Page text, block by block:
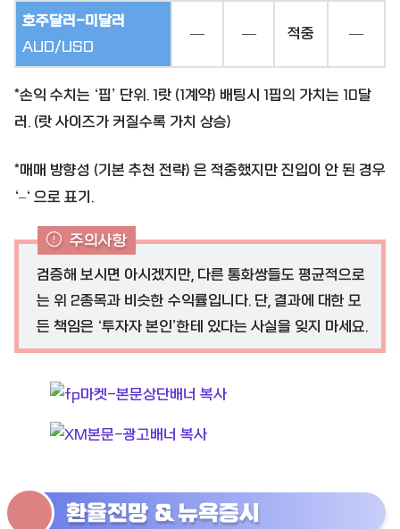
호주달러-미달러
AUD/USD
— — 적중 —
*손익 수치는 ‘핍’ 단위. 1랏 (1계약) 배팅시 1핍의 가치는 10달
러. (랏 사이즈가 커질수록 가치 상승)
*매매 방향성 (기본 추천 전략) 은 적중했지만 진입이 안 된 경우
‘–‘ 으로 표기.
주의사항
검증해 보시면 아시겠지만, 다른 통화쌍들도 평균적으로
는 위 2종목과 비슷한 수익률입니다. 단, 결과에 대한 모
든 책임은 ‘투자자 본인’한테 있다는 사실을 잊지 마세요.
환율전망 & 뉴욕증시